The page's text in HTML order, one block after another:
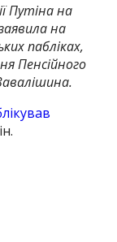
Путіна на
на
пабліках,
Пенсійного